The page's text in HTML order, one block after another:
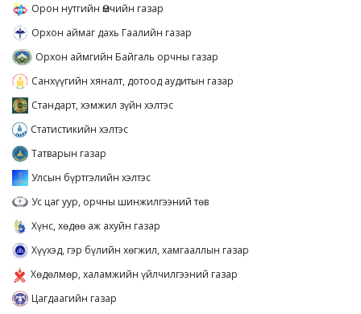
Орон нутгийн Өмчийн газар
Орхон аймаг дахь Гаалийн газар
Орхон аймгийн Байгаль орчны газар
Санхүүгийн хяналт, дотоод аудитын газар
Стандарт, хэмжил зүйн хэлтэс
Статистикийн хэлтэс
Татварын газар
Улсын бүртгэлийн хэлтэс
Ус цаг уур, орчны шинжилгээний төв
Хүнс, хөдөө аж ахуйн газар
Хүүхэд, гэр бүлийн хөгжил, хамгааллын газар
Хөдөлмөр, халамжийн үйлчилгээний газар
Цагдаагийн газар